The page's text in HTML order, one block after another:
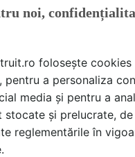
inclusiv
noi,
folosește
pentru a personaliza
media și pentru a
stocate și prelucrate,
reglementările în